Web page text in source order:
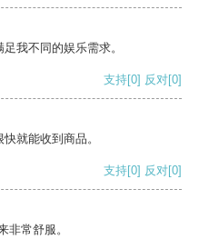
我不同的娱乐需求。
支持[0] 反对[0]
就能收到商品。
支持[0] 反对[0]
非常舒服。